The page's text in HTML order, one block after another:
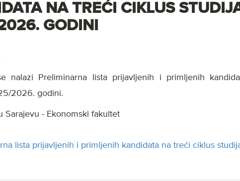
NA TREĆI CIKLUS
GODINI
nalazi Preliminarna lista prijavljenih i primljenih
2026. godini.
Sarajevu - Ekonomski fakultet
lista prijavljenih i primljenih kandidata na treći ciklus